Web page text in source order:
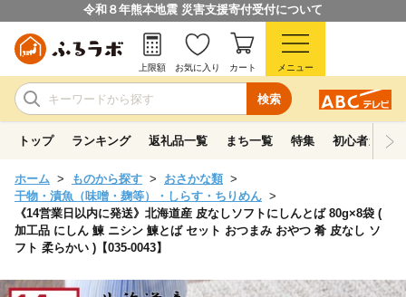
令和８年熊本地震 災害支援寄付受付について
検索
上限額 お気に入り カート メニュー
トップ ランキング 返礼品一覧 まち一覧 特集 初心者ガイド
ホーム ものから探す
おさかな類
干物・漬魚（味噌・麹等）・しらす・ちりめん
《14営業日以内に発送》北海道産 皮なしソフトにしんとば 80g×8袋 (
加工品 にしん 鰊 ニシン 鰊とば セット おつまみ おやつ 肴 皮なし ソ
フト 柔らかい )【035-0043】